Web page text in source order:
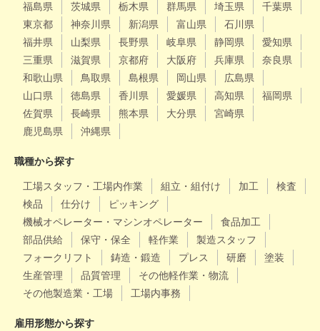
福島県
茨城県 栃木県 群馬県 埼玉県
千葉県
東京都
神奈川県 新潟県 富山県
石川県
福井県
山梨県 長野県 岐阜県 静岡県
愛知県
三重県
滋賀県 京都府 大阪府 兵庫県
奈良県
和歌山県
鳥取県 島根県 岡山県
広島県
山口県
徳島県 香川県 愛媛県 高知県
福岡県
佐賀県
長崎県 熊本県 大分県
宮崎県
鹿児島県
沖縄県
職種から探す
工場スタッフ・工場内作業 組立・組付け 加工
検査
検品
仕分け
ピッキング
機械オペレーター・マシンオペレーター
食品加工
部品供給
保守・保全 軽作業
製造スタッフ
フォークリフト
鋳造・鍛造 プレス 研磨
塗装
生産管理
品質管理
その他軽作業・物流
その他製造業・工場
工場内事務
雇用形態から探す